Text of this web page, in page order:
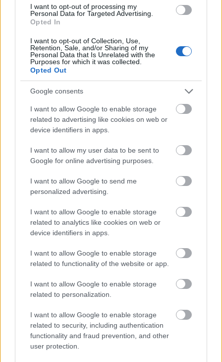
I want to opt-out of processing my
Personal Data for Targeted Advertising.
Opted In
I want to opt-out of Collection, Use,
Retention, Sale, and/or Sharing of my
Personal Data that Is Unrelated with the
Purposes for which it was collected.
Opted Out
Google consents
I want to allow Google to enable storage
related to advertising like cookies on web or
device identifiers in apps.
I want to allow my user data to be sent to
Google for online advertising purposes.
I want to allow Google to send me
personalized advertising.
I want to allow Google to enable storage
related to analytics like cookies on web or
device identifiers in apps.
I want to allow Google to enable storage
related to functionality of the website or app.
I want to allow Google to enable storage
related to personalization.
I want to allow Google to enable storage
related to security, including authentication
functionality and fraud prevention, and other
user protection.
van a karácsonyi vásárok toplistáján, a csehek is gyorsan
előszedtek egy meggyőzőnek látszó rangsort, amely szerint
tovább
Citroen 2 CV: 60 éves a rút kiskacsa
2008. 11. 09.|Kocsis Péter
A népszerű „kacsa”, azaz a Citroen 2CV az idén ünnepli
hatvanadik születésnapját, 1948-ban mutatták be először a
Párizsi Autószalonon, és 1990-ben gördült le az utolsó
példány a futószalagról. Több mint 5 millió darab készült
tovább